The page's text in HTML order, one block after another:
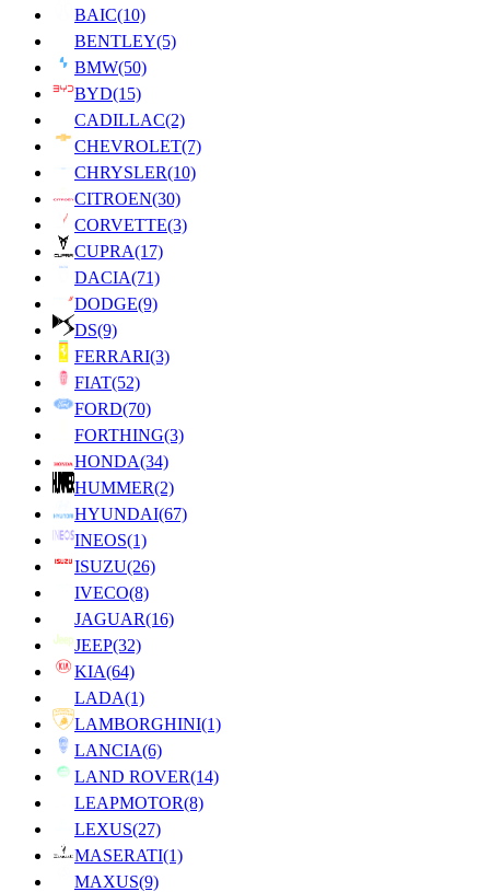
BAIC(10)
BENTLEY(5)
BMW(50)
BYD(15)
CADILLAC(2)
CHEVROLET(7)
CHRYSLER(10)
CITROEN(30)
CORVETTE(3)
CUPRA(17)
DACIA(71)
DODGE(9)
DS(9)
FERRARI(3)
FIAT(52)
FORD(70)
FORTHING(3)
HONDA(34)
HUMMER(2)
HYUNDAI(67)
INEOS(1)
ISUZU(26)
IVECO(8)
JAGUAR(16)
JEEP(32)
KIA(64)
LADA(1)
LAMBORGHINI(1)
LANCIA(6)
LAND ROVER(14)
LEAPMOTOR(8)
LEXUS(27)
MASERATI(1)
MAXUS(9)